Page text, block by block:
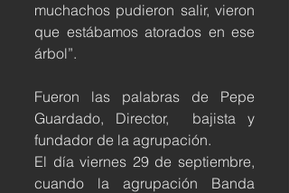
muchachos pudieron salir, vieron
que estábamos atorados en ese
árbol”.
Fueron las palabras de Pepe
Guardado, Director,  bajista y
fundador de la agrupación.
El día viernes 29 de septiembre,
cuando la agrupación Banda